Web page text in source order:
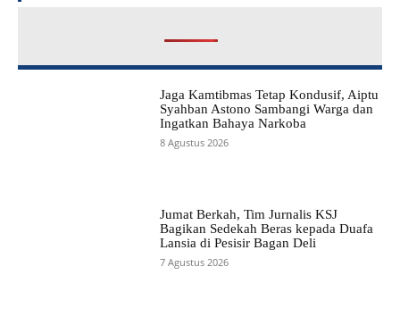
Jaga Kamtibmas Tetap Kondusif, Aiptu
Syahban Astono Sambangi Warga dan
Ingatkan Bahaya Narkoba
8 Agustus 2026
Jumat Berkah, Tim Jurnalis KSJ
Bagikan Sedekah Beras kepada Duafa
Lansia di Pesisir Bagan Deli
7 Agustus 2026